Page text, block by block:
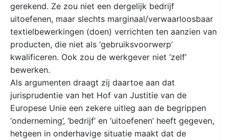
gerekend. Ze zou niet een dergelijk bedrijf
uitoefenen, maar slechts marginaal/verwaarloosbaar
textielbewerkingen (doen) verrichten ten aanzien van
producten, die niet als ‘gebruiksvoorwerp’
kwalificeren. Ook zou de werkgever niet ‘zelf’
bewerken.
Als argumenten draagt zij daartoe aan dat
jurisprudentie van het Hof van Justitie van de
Europese Unie een zekere uitleg aan de begrippen
‘onderneming’, ‘bedrijf’ en ‘uitoefenen’ heeft gegeven,
hetgeen in onderhavige situatie maakt dat de